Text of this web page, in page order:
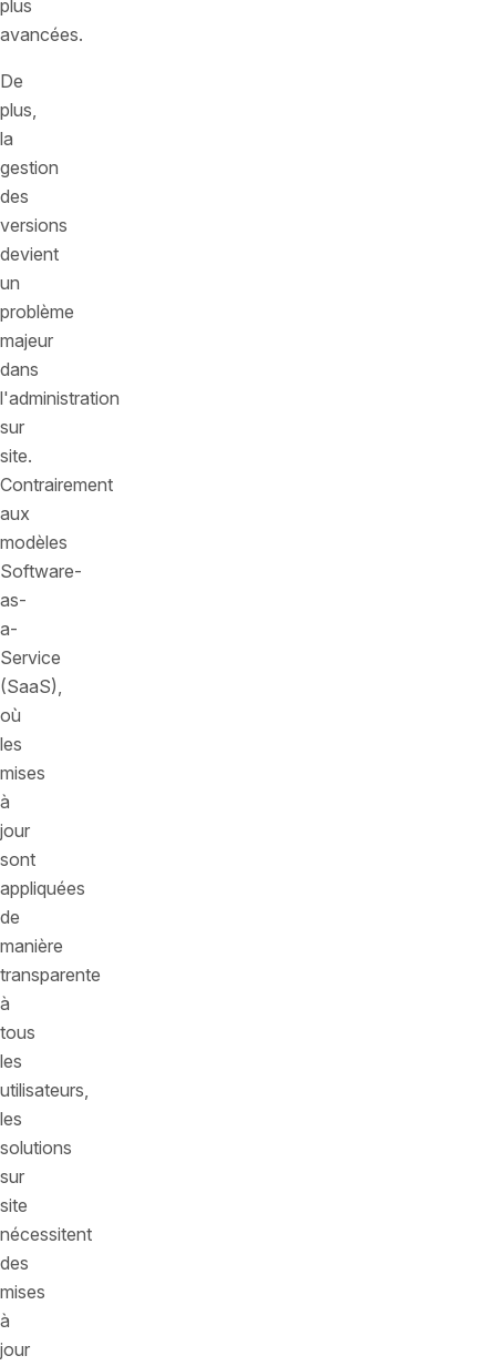
plus
avancées.
De
plus,
la
gestion
des
versions
devient
un
problème
majeur
dans
l'administration
sur
site.
Contrairement
aux
modèles
Software-
as-
a-
Service
(SaaS),
où
les
mises
à
jour
sont
appliquées
de
manière
transparente
à
tous
les
utilisateurs,
les
solutions
sur
site
nécessitent
des
mises
à
jour